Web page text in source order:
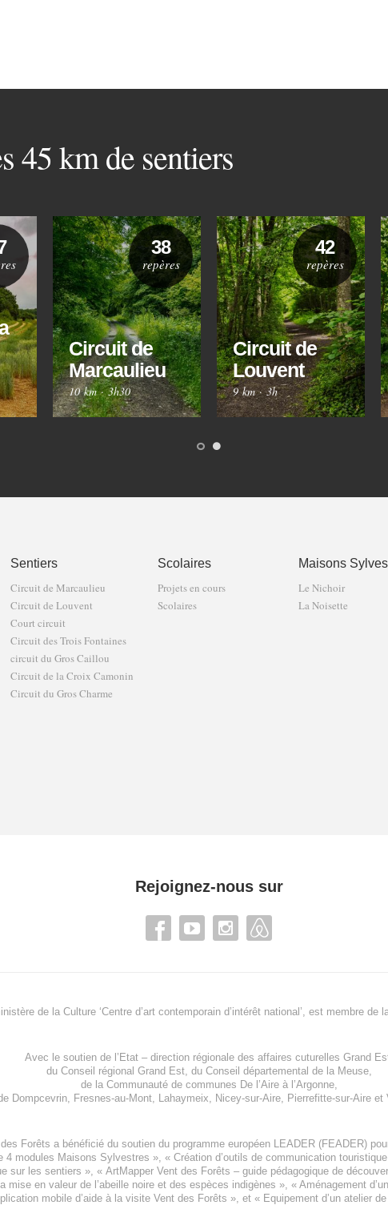
45 km de sentiers
Circuit de
Marcaulieu
10 km·3h30
38
repères
Circuit de
Louvent
9 km·3h
42
repères
Sentiers
Circuit de Marcaulieu
Circuit de Louvent
Court circuit
Circuit des Trois Fontaines
circuit du Gros Caillou
Circuit de la Croix Camonin
Circuit du Gros Charme
Scolaires
Projets en cours
Scolaires
Maisons
Le Nichoir
La Noisette
Rejoignez-nous sur
de la Culture ‘Centre d’art contemporain d’intérêt national’, est membre de
Avec le soutien de l’ Etat – direction régionale des affaires cuturelles Grand
du Conseil régional Grand Est, du Conseil départemental de la Meuse,
de la Communauté de communes De l’Aire à l’Argonne,
Dompcevrin, Fresnes-au-Mont, Lahaymeix, Nicey-sur-Aire, Pierrefitte-sur-Aireet
Forêts a bénéficié du soutien du programme européen LEADER (FEADER)
4 modules Maisons Sylvestres », « Création d’outils de communication
sur les sentiers », « ArtMapper Vent des Forêts – guide pédagogique de
mise en valeur de l’abeille noire et des espèces indigènes », « Aménagement
mobile d’aide à la visite Vent des Forêts », et « Equipement d’un atelier